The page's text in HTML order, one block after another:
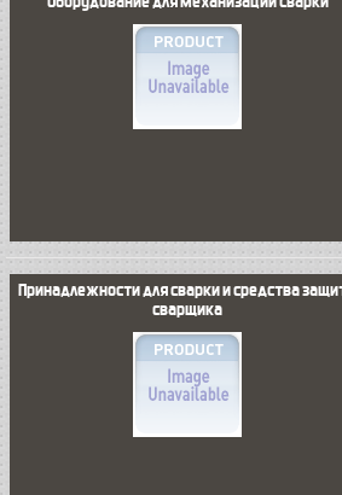
Принадлежности для сварки и средства
сварщика